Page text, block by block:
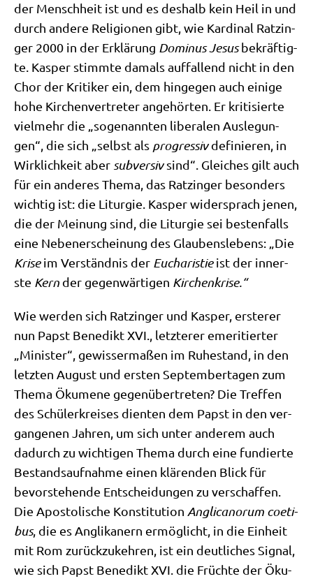
der Mensch­heit ist und es des­halb kein Heil in und
durch ande­re Reli­gio­nen gibt, wie Kar­di­nal Ratz­in­
ger 2000 in der Erklä­rung Domi­nus Jesusbekräf­tig­
te. Kas­per stimm­te damals auf­fal­lend nicht in den
Chor der Kri­ti­ker ein, dem hin­ge­gen auch eini­ge
hohe Kir­chen­ver­tre­ter ange­hör­ten. Er kri­ti­sier­te
viel­mehr die „soge­nann­ten libe­ra­len Aus­le­gun­
gen“, die sich „selbst als pro­gres­sivdefi­nie­ren, in
Wirk­lich­keit aber sub­ver­sivsind“. Glei­ches gilt auch
für ein ande­res The­ma, das Ratz­in­ger beson­ders
wich­tig ist: die Lit­ur­gie. Kas­per wider­sprach jenen,
die der Mei­nung sind, die Lit­ur­gie sei besten­falls
eine Neben­er­schei­nung des Glau­bens­le­bens: „Die
Kri­seim Ver­ständ­nis der Eucha­ri­stieist der inner­
ste Kern der gegen­wär­ti­gen Kir­chen­kri­se.“
Wie wer­den sich Ratz­in­ger und Kas­per, erste­rer
nun Papst Bene­dikt XVI., letz­te­rer eme­ri­tier­ter
„Mini­ster“, gewis­ser­ma­ßen im Ruhe­stand, in den
letz­ten August und ersten Sep­tem­ber­ta­gen zum
The­ma Öku­me­ne gegen­über­tre­ten? Die Tref­fen
des Schü­ler­krei­ses dien­ten dem Papst in den ver­
gan­ge­nen Jah­ren, um sich unter ande­rem auch
dadurch zu wich­ti­gen The­ma durch eine fun­dier­te
Bestands­auf­nah­me einen klä­ren­den Blick für
bevor­ste­hen­de Ent­schei­dun­gen zu ver­schaf­fen.
Die Apo­sto­li­sche Kon­sti­tu­ti­on Angli­ca­n­o­rum coe­ti­
bus, die es Angli­ka­nern ermög­licht, in die Ein­heit
mit Rom zurück­zu­keh­ren, ist ein deut­li­ches Signal,
wie sich Papst Bene­dikt XVI. die Früch­te der Öku­